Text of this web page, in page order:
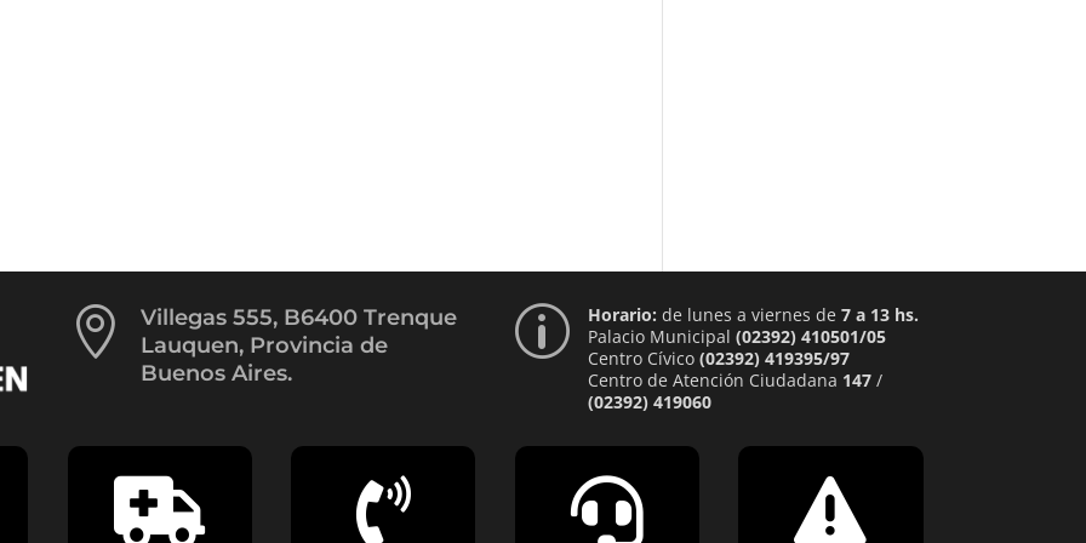

Villegas 555, B6400 Trenque
Lauquen, Provincia de
Buenos Aires.
p Horario: de lunes a viernes de 7 a 13 hs.
Palacio Municipal (02392) 410501/05
Centro Cívico (02392) 419395/97
Centro de Atención Ciudadana 147/
(02392) 419060
   